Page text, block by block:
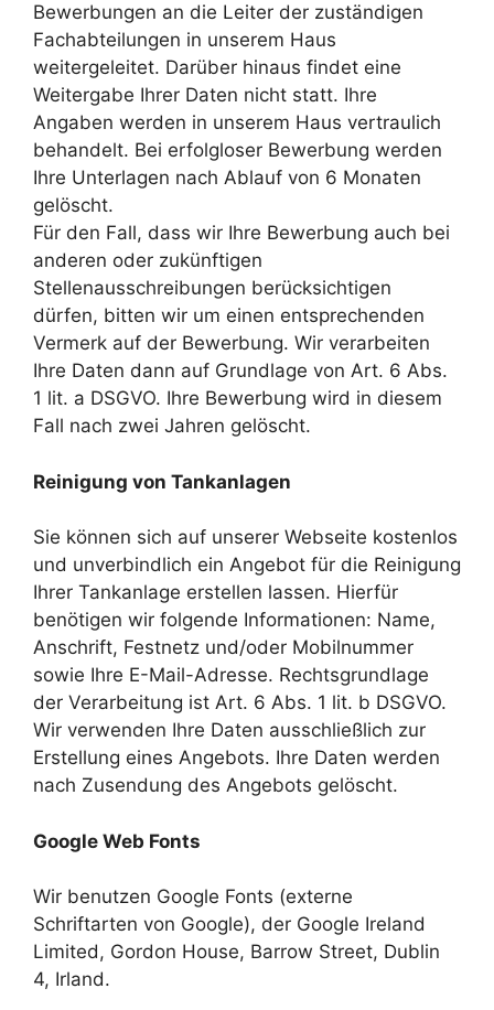
Bewerbungen an die Leiter der zuständigen
Fachabteilungen in unserem Haus
weitergeleitet. Darüber hinaus findet eine
Weitergabe Ihrer Daten nicht statt. Ihre
Angaben werden in unserem Haus vertraulich
behandelt. Bei erfolgloser Bewerbung werden
Ihre Unterlagen nach Ablauf von 6 Monaten
gelöscht.
Für den Fall, dass wir Ihre Bewerbung auch bei
anderen oder zukünftigen
Stellenausschreibungen berücksichtigen
dürfen, bitten wir um einen entsprechenden
Vermerk auf der Bewerbung. Wir verarbeiten
Ihre Daten dann auf Grundlage von Art. 6 Abs.
1 lit. a DSGVO. Ihre Bewerbung wird in diesem
Fall nach zwei Jahren gelöscht.
Reinigung von Tankanlagen
Sie können sich auf unserer Webseite kostenlos
und unverbindlich ein Angebot für die Reinigung
Ihrer Tankanlage erstellen lassen. Hierfür
benötigen wir folgende Informationen: Name,
Anschrift, Festnetz und/oder Mobilnummer
sowie Ihre E-Mail-Adresse. Rechtsgrundlage
der Verarbeitung ist Art. 6 Abs. 1 lit. b DSGVO.
Wir verwenden Ihre Daten ausschließlich zur
Erstellung eines Angebots. Ihre Daten werden
nach Zusendung des Angebots gelöscht.
Google Web Fonts
Wir benutzen Google Fonts (externe
Schriftarten von Google), der Google Ireland
Limited, Gordon House, Barrow Street, Dublin
4, Irland.